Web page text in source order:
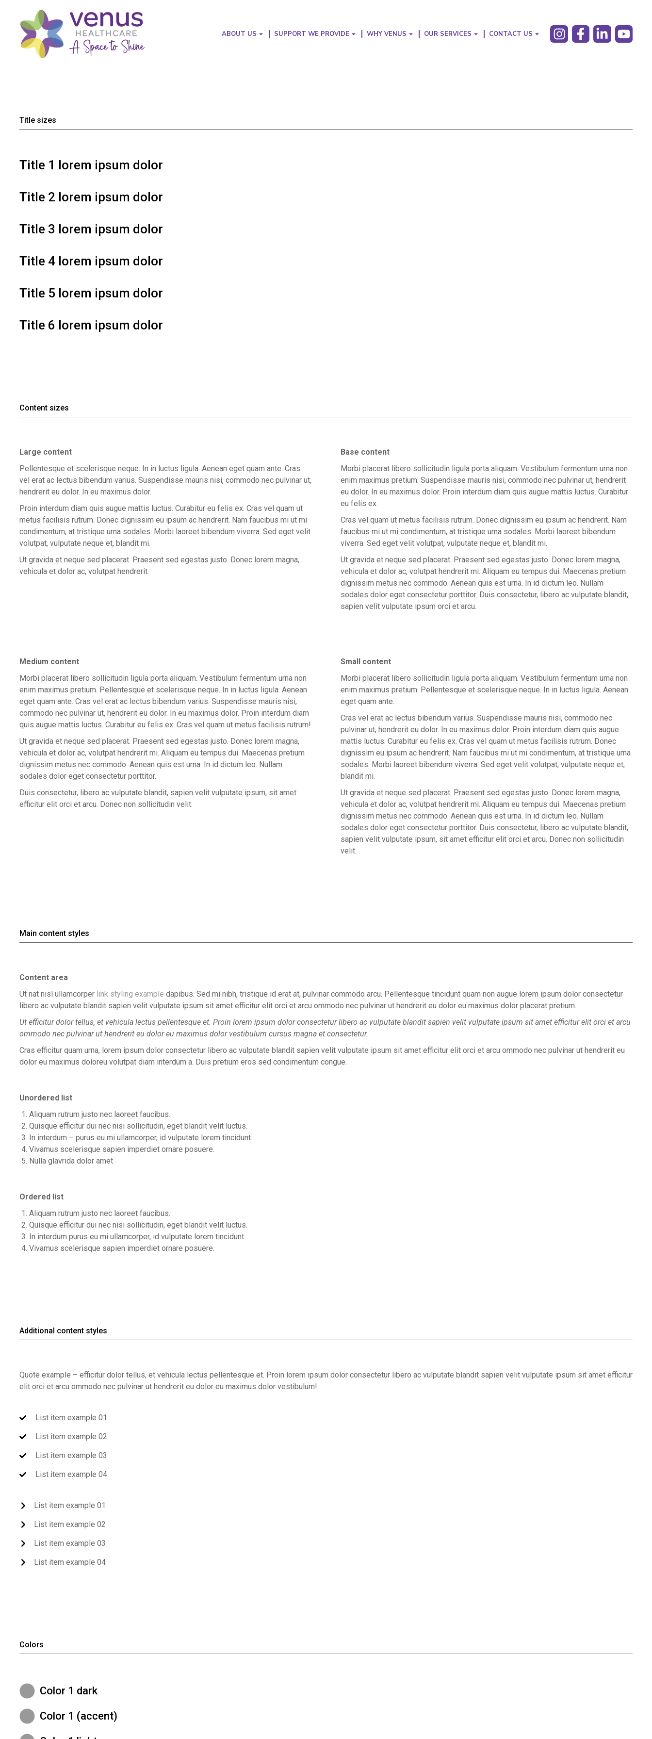
ABOUT US SUPPORT WE PROVIDE WHY VENUS OUR SERVICES CONTACT US
Title sizes
Title 1 lorem ipsum dolor
Title 2 lorem ipsum dolor
Title 3 lorem ipsum dolor
Title 4 lorem ipsum dolor
Title 5 lorem ipsum dolor
Title 6 lorem ipsum dolor
Content sizes
Large content
Pellentesque et scelerisque neque. In in luctus ligula. Aenean eget quam ante. Cras
vel erat ac lectus bibendum varius. Suspendisse mauris nisi, commodo nec pulvinar ut,
hendrerit eu dolor. In eu maximus dolor.
Proin interdum diam quis augue mattis luctus. Curabitur eu felis ex. Cras vel quam ut
metus facilisis rutrum. Donec dignissim eu ipsum ac hendrerit. Nam faucibus mi ut mi
condimentum, at tristique urna sodales. Morbi laoreet bibendum viverra. Sed eget velit
volutpat, vulputate neque et, blandit mi.
Ut gravida et neque sed placerat. Praesent sed egestas justo. Donec lorem magna,
vehicula et dolor ac, volutpat hendrerit.
Base content
Morbi placerat libero sollicitudin ligula porta aliquam. Vestibulum fermentum urna non
enim maximus pretium. Suspendisse mauris nisi, commodo nec pulvinar ut, hendrerit
eu dolor. In eu maximus dolor. Proin interdum diam quis augue mattis luctus. Curabitur
eu felis ex.
Cras vel quam ut metus facilisis rutrum. Donec dignissim eu ipsum ac hendrerit. Nam
faucibus mi ut mi condimentum, at tristique urna sodales. Morbi laoreet bibendum
viverra. Sed eget velit volutpat, vulputate neque et, blandit mi.
Ut gravida et neque sed placerat. Praesent sed egestas justo. Donec lorem magna,
vehicula et dolor ac, volutpat hendrerit mi. Aliquam eu tempus dui. Maecenas pretium
dignissim metus nec commodo. Aenean quis est urna. In id dictum leo. Nullam
sodales dolor eget consectetur porttitor. Duis consectetur, libero ac vulputate blandit,
sapien velit vulputate ipsum orci et arcu.
Medium content
Morbi placerat libero sollicitudin ligula porta aliquam. Vestibulum fermentum urna non
enim maximus pretium. Pellentesque et scelerisque neque. In in luctus ligula. Aenean
eget quam ante. Cras vel erat ac lectus bibendum varius. Suspendisse mauris nisi,
commodo nec pulvinar ut, hendrerit eu dolor. In eu maximus dolor. Proin interdum diam
quis augue mattis luctus. Curabitur eu felis ex. Cras vel quam ut metus facilisis rutrum!
Ut gravida et neque sed placerat. Praesent sed egestas justo. Donec lorem magna,
vehicula et dolor ac, volutpat hendrerit mi. Aliquam eu tempus dui. Maecenas pretium
dignissim metus nec commodo. Aenean quis est urna. In id dictum leo. Nullam
sodales dolor eget consectetur porttitor.
Duis consectetur, libero ac vulputate blandit, sapien velit vulputate ipsum, sit amet
efficitur elit orci et arcu. Donec non sollicitudin velit.
Small content
Morbi placerat libero sollicitudin ligula porta aliquam. Vestibulum fermentum urna non
enim maximus pretium. Pellentesque et scelerisque neque. In in luctus ligula. Aenean
eget quam ante.
Cras vel erat ac lectus bibendum varius. Suspendisse mauris nisi, commodo nec
pulvinar ut, hendrerit eu dolor. In eu maximus dolor. Proin interdum diam quis augue
mattis luctus. Curabitur eu felis ex. Cras vel quam ut metus facilisis rutrum. Donec
dignissim eu ipsum ac hendrerit. Nam faucibus mi ut mi condimentum, at tristique urna
sodales. Morbi laoreet bibendum viverra. Sed eget velit volutpat, vulputate neque et,
blandit mi.
Ut gravida et neque sed placerat. Praesent sed egestas justo. Donec lorem magna,
vehicula et dolor ac, volutpat hendrerit mi. Aliquam eu tempus dui. Maecenas pretium
dignissim metus nec commodo. Aenean quis est urna. In id dictum leo. Nullam
sodales dolor eget consectetur porttitor. Duis consectetur, libero ac vulputate blandit,
sapien velit vulputate ipsum, sit amet efficitur elit orci et arcu. Donec non sollicitudin
velit.
Main content styles
Content area
Ut nat nisl ullamcorper link styling example dapibus. Sed mi nibh, tristique id erat at, pulvinar commodo arcu. Pellentesque tincidunt quam non augue lorem ipsum dolor consectetur
libero ac vulputate blandit sapien velit vulputate ipsum sit amet efficitur elit orci et arcu ommodo nec pulvinar ut hendrerit eu dolor eu maximus dolor placerat pretium.
Ut efficitur dolor tellus, et vehicula lectus pellentesque et. Proin lorem ipsum dolor consectetur libero ac vulputate blandit sapien velit vulputate ipsum sit amet efficitur elit orci et arcu
ommodo nec pulvinar ut hendrerit eu dolor eu maximus dolor vestibulum cursus magna et consectetur.
Cras efficitur quam urna, lorem ipsum dolor consectetur libero ac vulputate blandit sapien velit vulputate ipsum sit amet efficitur elit orci et arcu ommodo nec pulvinar ut hendrerit eu
dolor eu maximus doloreu volutpat diam interdum a. Duis pretium eros sed condimentum congue.
Unordered list
Aliquam rutrum justo nec laoreet faucibus.
Quisque efficitur dui nec nisi sollicitudin, eget blandit velit luctus.
In interdum – purus eu mi ullamcorper, id vulputate lorem tincidunt.
Vivamus scelerisque sapien imperdiet ornare posuere.
Nulla glavrida dolor amet
Ordered list
Aliquam rutrum justo nec laoreet faucibus.
Quisque efficitur dui nec nisi sollicitudin, eget blandit velit luctus.
In interdum purus eu mi ullamcorper, id vulputate lorem tincidunt.
Vivamus scelerisque sapien imperdiet ornare posuere.
Additional content styles
Quote example – efficitur dolor tellus, et vehicula lectus pellentesque et. Proin lorem ipsum dolor consectetur libero ac vulputate blandit sapien velit vulputate ipsum sit amet efficitur
elit orci et arcu ommodo nec pulvinar ut hendrerit eu dolor eu maximus dolor vestibulum!
List item example 01
List item example 02
List item example 03
List item example 04
List item example 01
List item example 02
List item example 03
List item example 04
Colors
Color 1 dark
Color 1 (accent)